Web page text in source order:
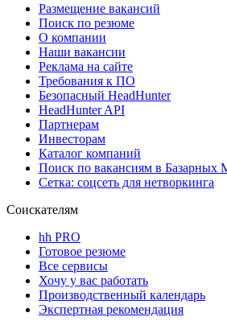
Размещение вакансий
Поиск по резюме
О компании
Наши вакансии
Реклама на сайте
Требования к ПО
Безопасный HeadHunter
HeadHunter API
Партнерам
Инвесторам
Каталог компаний
Поиск по вакансиям в Базарных
Сетка: соцсеть для нетворкинга
Соискателям
hh PRO
Готовое резюме
Все сервисы
Хочу у вас работать
Производственный календарь
Экспертная рекомендация